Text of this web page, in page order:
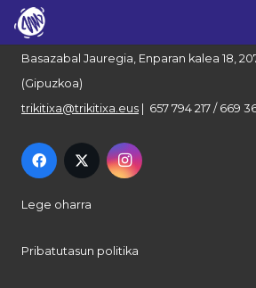
Euskal Herriko Trikitixa Elkartea
Basazabal Jauregia, Enparan kalea 18,
(Gipuzkoa)
trikitixa@trikitixa.eus | 657 794 217 / 669
Lege oharra
Pribatutasun politika